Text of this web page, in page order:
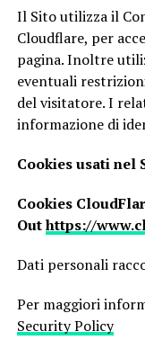
Il Sito utilizza il
Cloudflare, per
pagina. Inoltre
eventuali
del visitatore. I
informazione di
Cookies usati nel
Cookies
Outhttps://
Dati personali
Per maggiori
Security Policy